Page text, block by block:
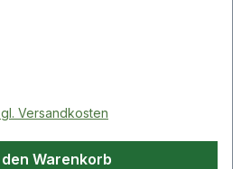
Versandkosten
den Warenkorb